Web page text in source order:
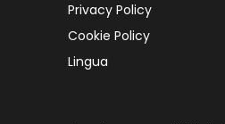
Privacy Policy
Cookie Policy
Lingua